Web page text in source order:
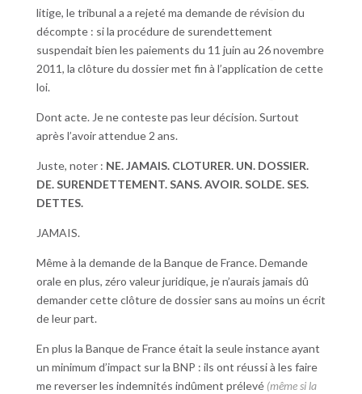
litige, le tribunal a a rejeté ma demande de révision du
décompte : si la procédure de surendettement
suspendait bien les paiements du 11 juin au 26 novembre
2011, la clôture du dossier met fin à l’application de cette
loi.
Dont acte. Je ne conteste pas leur décision. Surtout
après l’avoir attendue 2 ans.
Juste, noter : NE. JAMAIS. CLOTURER. UN. DOSSIER.
DE. SURENDETTEMENT. SANS. AVOIR. SOLDE. SES.
DETTES.
JAMAIS.
Même à la demande de la Banque de France. Demande
orale en plus, zéro valeur juridique, je n’aurais jamais dû
demander cette clôture de dossier sans au moins un écrit
de leur part.
En plus la Banque de France était la seule instance ayant
un minimum d’impact sur la BNP : ils ont réussi à les faire
me reverser les indemnités indûment prélevé(même si la